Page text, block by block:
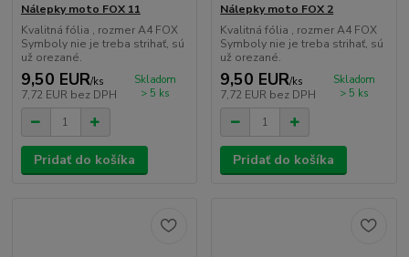
Nálepky moto FOX 11
Kvalitná fólia , rozmer A4 FOX
Symboly nie je treba strihať, sú
už orezané.
9,50 EUR/ks
7,72 EUR bez DPH
Skladom
> 5 ks
Pridať do košíka
Nálepky moto FOX 2
Kvalitná fólia , rozmer A4 FOX
Symboly nie je treba strihať, sú
už orezané.
9,50 EUR/ks
7,72 EUR bez DPH
Skladom
> 5 ks
Pridať do košíka